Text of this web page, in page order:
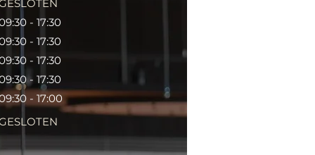
- 17:30
- 17:30
- 17:30
- 17:30
- 17:00